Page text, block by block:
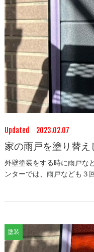
Updated 2023.02.07
家の雨戸を塗り替え
外壁塗装をする時に雨戸な
ンターでは、雨戸なども３
塗装